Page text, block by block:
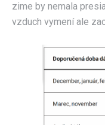
zime by nemala
vzduch vymení ale